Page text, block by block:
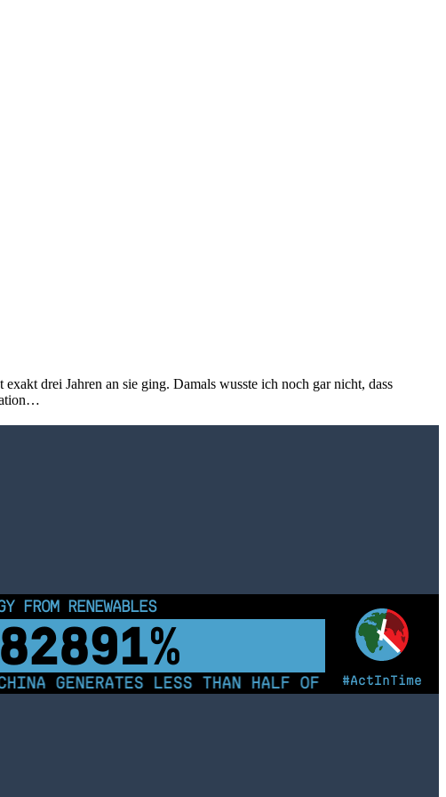
drei Jahren an sie ging. Damals wusste ich noch gar nicht, dass
#ActInTime
FROM RENEWABLES
LESS THAN HALF OF ITS